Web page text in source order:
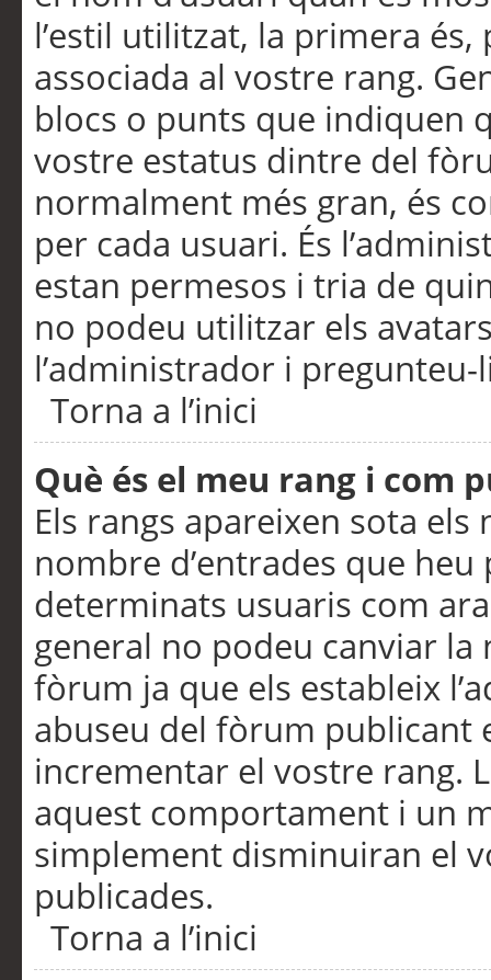
l’estil utilitzat, la primera
associada al vostre rang.
blocs o punts que indiquen
vostre estatus dintre del
normalment més gran, és
per cada usuari. És
estan permesos i tria de
no podeu utilitzar els
l’administrador i pregunteu-
Torna a l’inici
Què és el meu rang i com
Els rangs apareixen sota
nombre d’entrades que
determinats usuaris com
general no podeu canviar
fòrum ja que els estableix
abuseu del fòrum publicant
incrementar el vostre rang.
aquest comportament i un
simplement disminuiran el
publicades.
Torna a l’inici